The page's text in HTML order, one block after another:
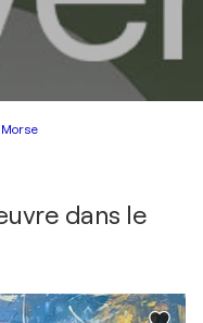
dans le